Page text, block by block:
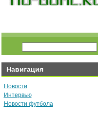
Навигация
Новости
Интервью
Новости футбола